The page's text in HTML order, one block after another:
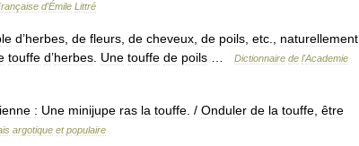
d'Émile Littré
d’herbes de fleurs de cheveux de poils etc
naturellement
touffe d’herbes Une touffe de poils Dictionnaire de l'Academie
: Une minijupe ras la touffe . / Onduler de la touffe être
argotique et populaire